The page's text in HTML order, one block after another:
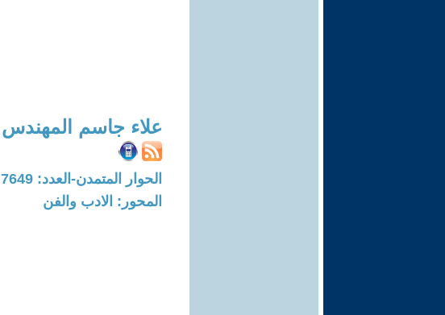
علاء جاسم المهندس
الحوار المتمدن-العدد: 7649 - 2023 / 6 / 21 - 20:48
المحور: الادب والفن